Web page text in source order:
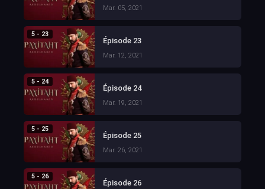
Mar. 05, 2021
5 - 23
Épisode 23
Mar. 12, 2021
5 - 24
Épisode 24
Mar. 19, 2021
5 - 25
Épisode 25
Mar. 26, 2021
5 - 26
Épisode 26